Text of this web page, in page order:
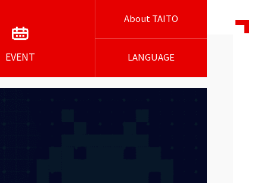
EVENT
About TAITO
LANGUAGE